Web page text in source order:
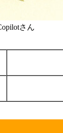
さん